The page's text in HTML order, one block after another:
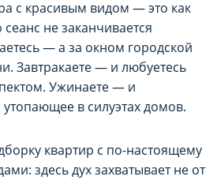
с красивым видом — это как
не заканчивается
— а за окном городской
Завтракаете — и любуетесь
Ужинаете — и
в силуэтах домов.
квартир с по-настоящему
здесь дух захватывает не от